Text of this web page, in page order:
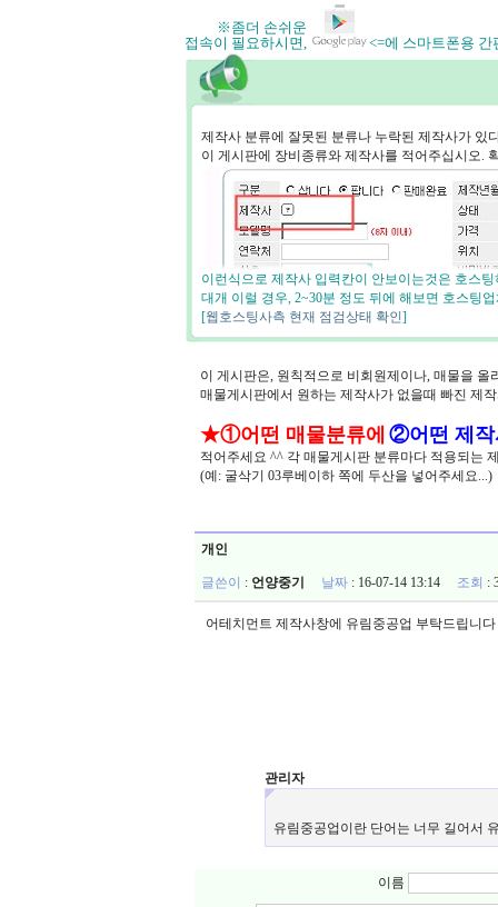
※좀더 손쉬운
접속이 필요하시면,
<=에 스마트폰용
제작사 분류에 잘못된 분류나 누락된 제작사가 있
이 게시판에 장비종류와 제작사를 적어주십시오.
이런식으로 제작사 입력칸이 안보이는것은 호스
대개 이럴 경우, 2~30분 정도 뒤에 해보면 호스팅
[웹호스팅사측 현재 점검상태 확인]
이 게시판은, 원칙적으로 비회원제이나, 매물을 올
매물게시판에서 원하는 제작사가 없을때 빠진 제
★①어떤 매물분류에 ②어떤 제작
적어주세요 ^^ 각 매물게시판 분류마다 적용되는
(예: 굴삭기 03루베이하 쪽에 두산을 넣어주세요...)
개인
글쓴이 : 언양중기 날짜 : 16-07-14 13:14 조회 :
어테치먼트 제작사창에 유림중공업 부탁드립니다
관리자
유림중공업이란 단어는 너무 길어서
이름